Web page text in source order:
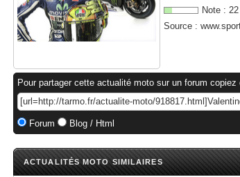
Note : 22
Source :
Pour partager cette actualité moto sur un forum
Forum Blog / Html
ACTUALITÉS MOTO SIMILAIRES